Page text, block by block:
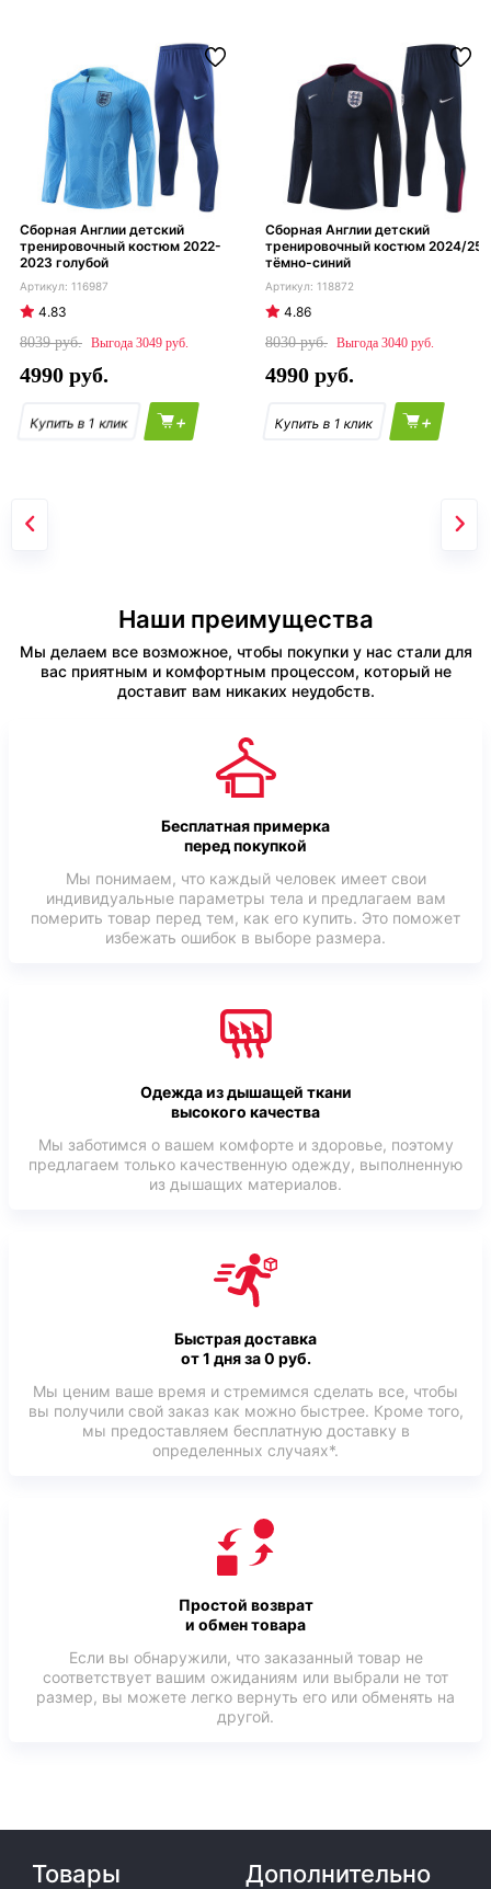
Сборная Англии детский
тренировочный костюм 2022-
2023 голубой
116987
4.83
8039
3049
4990
+
Сборная Англии детский
тренировочный костюм 2024/25
тёмно-синий
118872
4.86
8030
3040
4990
+
Наши преимущества
Мы делаем все возможное, чтобы покупки у нас стали для
вас приятным и комфортным процессом, который не
доставит вам никаких неудобств.
Бесплатная примерка
перед покупкой
Мы понимаем, что каждый человек имеет свои
индивидуальные параметры тела и предлагаем вам
померить товар перед тем, как его купить. Это поможет
избежать ошибок в выборе размера.
Одежда из дышащей ткани
высокого качества
Мы заботимся о вашем комфорте и здоровье, поэтому
предлагаем только качественную одежду, выполненную
из дышащих материалов.
Быстрая доставка
от 1 дня за 0 руб.
Мы ценим ваше время и стремимся сделать все, чтобы
вы получили свой заказ как можно быстрее. Кроме того,
мы предоставляем бесплатную доставку в
определенных случаях*.
Простой возврат
и обмен товара
Если вы обнаружили, что заказанный товар не
соответствует вашим ожиданиям или выбрали не тот
размер, вы можете легко вернуть его или обменять на
другой.
Товары Дополнительно